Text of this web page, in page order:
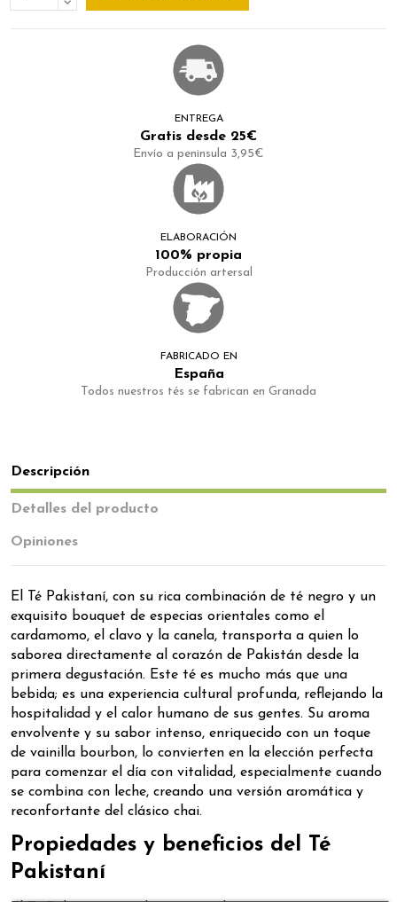
ENTREGA
Gratis desde 25€
Envío a peninsula 3,95€
ELABORACIÓN
100% propia
Producción artersal
FABRICADO EN
España
Todos nuestros tés se fabrican en Granada
Descripción
Detalles del producto
Opiniones
El Té Pakistaní, con su rica combinación de té negro y un
exquisito bouquet de especias orientales como el
cardamomo, el clavo y la canela, transporta a quien lo
saborea directamente al corazón de Pakistán desde la
primera degustación. Este té es mucho más que una
bebida; es una experiencia cultural profunda, reflejando la
hospitalidad y el calor humano de sus gentes. Su aroma
envolvente y su sabor intenso, enriquecido con un toque
de vainilla bourbon, lo convierten en la elección perfecta
para comenzar el día con vitalidad, especialmente cuando
se combina con leche, creando una versión aromática y
reconfortante del clásico chai.
Propiedades y beneficios del Té
Pakistaní